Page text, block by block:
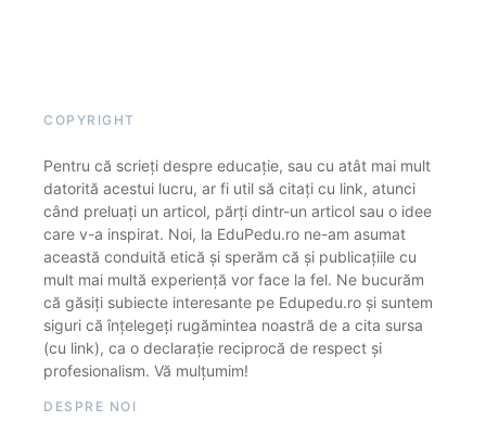
COPYRIGHT
Pentru că scrieți despre educație, sau cu atât mai mult
datorită acestui lucru, ar fi util să citați cu link, atunci
când preluați un articol, părți dintr-un articol sau o idee
care v-a inspirat. Noi, la EduPedu.ro ne-am asumat
această conduită etică și sperăm că și publicațiile cu
mult mai multă experiență vor face la fel. Ne bucurăm
că găsiți subiecte interesante pe Edupedu.ro și suntem
siguri că înțelegeți rugămintea noastră de a cita sursa
(cu link), ca o declarație reciprocă de respect și
profesionalism. Vă mulțumim!
DESPRE NOI